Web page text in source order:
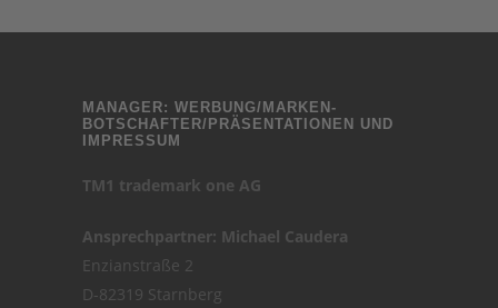
MANAGER: WERBUNG/MARKEN-
BOTSCHAFTER/PRÄSENTATIONEN UND
IMPRESSUM
TM1 trademark one AG
Ansprechpartner: Michael Caudera
Enzianstraße 2
D-82319 Starnberg